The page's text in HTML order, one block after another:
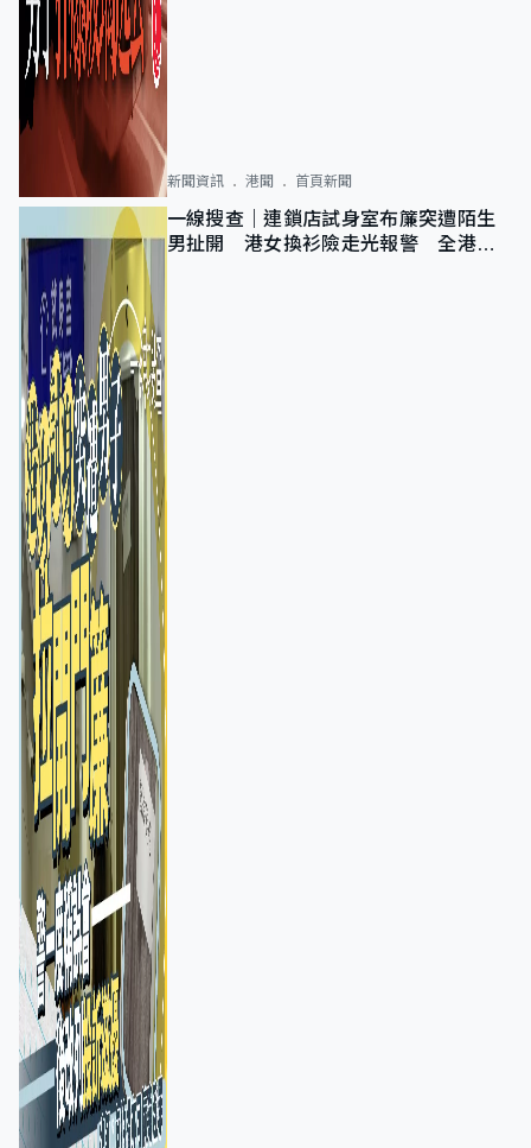
新聞資訊 港聞 首頁新聞
一線搜查｜連鎖店試身室布簾突遭陌生
男扯開 港女換衫險走光報警 全港分